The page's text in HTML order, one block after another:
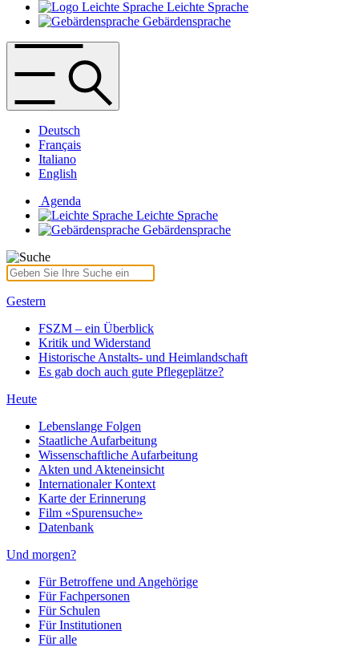
Leichte Sprache
Gebärdensprache
Deutsch
Français
Italiano
English
Agenda
Leichte Sprache
Gebärdensprache
Gestern
FSZM – ein Überblick
Kritik und Widerstand
Historische Anstalts- und Heimlandschaft
Es gab doch auch gute Pflegeplätze?
Heute
Lebenslange Folgen
Staatliche Aufarbeitung
Wissenschaftliche Aufarbeitung
Akten und Akteneinsicht
Internationaler Kontext
Karte der Erinnerung
Film «Spurensuche»
Datenbank
Und morgen?
Für Betroffene und Angehörige
Für Fachpersonen
Für Schulen
Für Institutionen
Für alle